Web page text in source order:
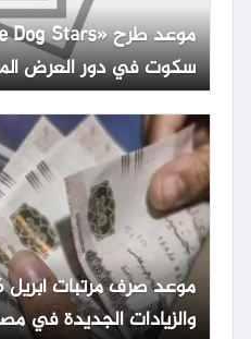
سكوت في دور العرض
والزيادات الجديدة في